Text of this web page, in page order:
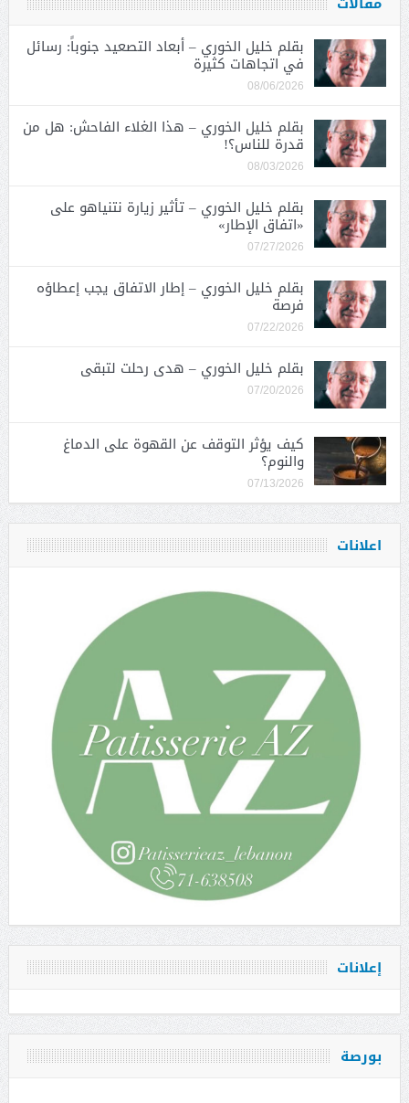
بقلم خليل الخوري – أبعاد التصعيد جنوباً: رسائل
في اتجاهات كثيرة
08/06/2026
بقلم خليل الخوري – هذا الغلاء الفاحش: هل من
قدرة للناس؟!
08/03/2026
بقلم خليل الخوري – تأثير زيارة نتنياهو على
«اتفاق الإطار»
07/27/2026
بقلم خليل الخوري – إطار الاتفاق يجب إعطاؤه
فرصة
07/22/2026
بقلم خليل الخوري – هدى رحلت لتبقى
07/20/2026
كيف يؤثر التوقف عن القهوة على الدماغ
والنوم؟
07/13/2026
اعلانات
إعلانات
بورصة